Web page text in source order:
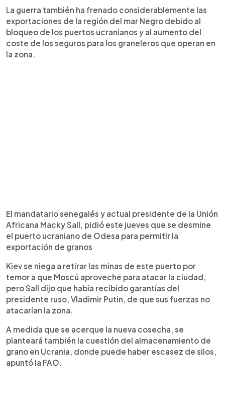
La guerra también ha frenado considerablemente las
exportaciones de la región del mar Negro debido al
bloqueo de los puertos ucranianos y al aumento del
coste de los seguros para los graneleros que operan en
la zona.
El mandatario senegalés y actual presidente de la Unión
Africana Macky Sall, pidió este jueves que se desmine
el puerto ucraniano de Odesa para permitir la
exportación de granos
Kiev se niega a retirar las minas de este puerto por
temor a que Moscú aproveche para atacar la ciudad,
pero Sall dijo que había recibido garantías del
presidente ruso, Vladimir Putin, de que sus fuerzas no
atacarían la zona.
A medida que se acerque la nueva cosecha, se
planteará también la cuestión del almacenamiento de
grano en Ucrania, donde puede haber escasez de silos,
apuntó la FAO.